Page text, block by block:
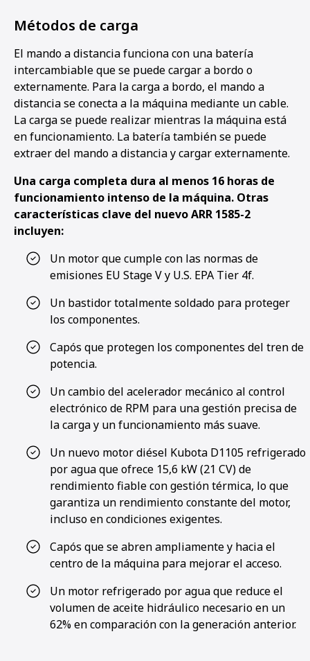
Métodos de carga
El mando a distancia funciona con una batería
intercambiable que se puede cargar a bordo o
externamente. Para la carga a bordo, el mando a
distancia se conecta a la máquina mediante un cable.
La carga se puede realizar mientras la máquina está
en funcionamiento. La batería también se puede
extraer del mando a distancia y cargar externamente.
Una carga completa dura al menos 16 horas de
funcionamiento intenso de la máquina. Otras
características clave del nuevo ARR 1585-2
incluyen:
Un motor que cumple con las normas de
emisiones EU Stage V y U.S. EPA Tier 4f.
Un bastidor totalmente soldado para proteger
los componentes.
Capós que protegen los componentes del tren de
potencia.
Un cambio del acelerador mecánico al control
electrónico de RPM para una gestión precisa de
la carga y un funcionamiento más suave.
Un nuevo motor diésel Kubota D1105 refrigerado
por agua que ofrece 15,6 kW (21 CV) de
rendimiento fiable con gestión térmica, lo que
garantiza un rendimiento constante del motor,
incluso en condiciones exigentes.
Capós que se abren ampliamente y hacia el
centro de la máquina para mejorar el acceso.
Un motor refrigerado por agua que reduce el
volumen de aceite hidráulico necesario en un
62% en comparación con la generación anterior.